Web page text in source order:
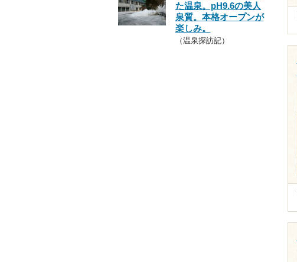
た温泉。pH9.6の美人
泉質。本格オープンが
楽しみ。
（温泉探訪記）